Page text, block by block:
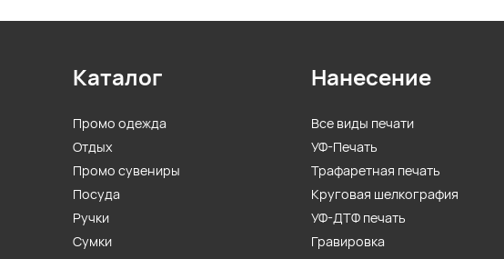
Каталог
Промо одежда
Отдых
Промо сувениры
Посуда
Ручки
Сумки
Нанесение
Все виды печати
УФ-Печать
Трафаретная печать
Круговая шелкография
УФ-ДТФ печать
Гравировка